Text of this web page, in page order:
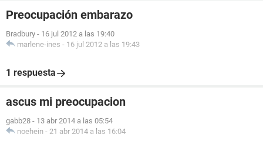
Preocupación embarazo
Bradbury - 16 jul 2012 a las 19:40
marlene-ines - 16 jul 2012 a las 19:43
1 respuesta
ascus mi preocupacion
gabb28 - 13 abr 2014 a las 05:54
noehein - 21 abr 2014 a las 16:04